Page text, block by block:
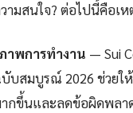
ามสนใจ? ต่อไปนี้คือเ
าพการทำงาน — Sui
บสมบูรณ์ 2026 ช่วยใ
ขึ้นและลดข้อผิดพลา